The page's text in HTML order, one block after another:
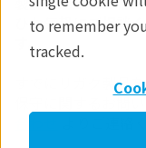
to remember
tracked.
ひお気軽にご相談
す。
すでにリガク製品
保守に関するお問
合わせ